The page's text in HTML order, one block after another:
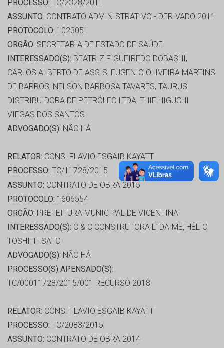
PROCESSO: TC/2328/2011
ASSUNTO: CONTRATO ADMINISTRATIVO - DERIVADO 2011
PROTOCOLO: 1023051
ORGÃO: SECRETARIA DE ESTADO DE SAÚDE
INTERESSADO(S): BEATRIZ FIGUEIREDO DOBASHI,
CARLOS ALBERTO DE ASSIS, EUGENIO OLIVEIRA MARTINS
DE BARROS, NELSON BARBOSA TAVARES, TAURUS
DISTRIBUIDORA DE PETRÓLEO LTDA, THIE HIGUCHI
VIEGAS DOS SANTOS
ADVOGADO(S): NÃO HÁ
RELATOR: CONS. FLAVIO ESGAIB KAYATT
PROCESSO: TC/11728/2015
ASSUNTO: CONTRATO DE OBRA 2015
PROTOCOLO: 1606554
ORGÃO: PREFEITURA MUNICIPAL DE VICENTINA
INTERESSADO(S): C & C CONSTRUTORA LTDA-ME, HÉLIO
TOSHIITI SATO
ADVOGADO(S): NÃO HÁ
PROCESSO(S) APENSADO(S):
TC/00011728/2015/001 RECURSO 2018
RELATOR: CONS. FLAVIO ESGAIB KAYATT
PROCESSO: TC/2083/2015
ASSUNTO: CONTRATO DE OBRA 2014